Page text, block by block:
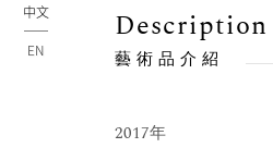
Description
藝術品介紹
2017年
中文
EN